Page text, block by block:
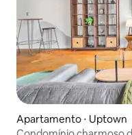
Apartamento ⋅ Uptown